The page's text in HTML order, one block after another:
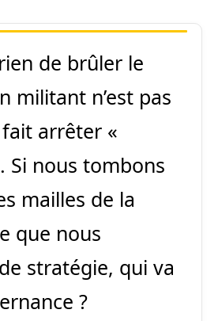
de brûler le
militant n’est pas
arrêter «
Si nous tombons
mailles de la
que nous
stratégie, qui va
?